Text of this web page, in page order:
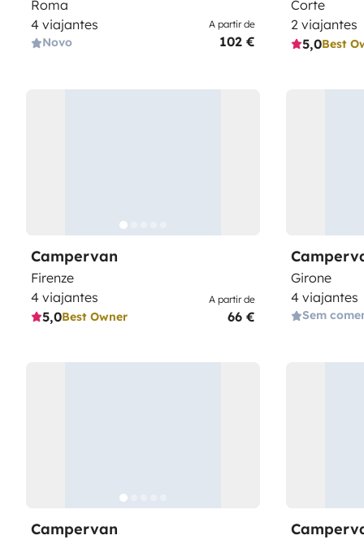
Roma
4 viajantes
Novo
A partir de
102 €
Corte
2 viajantes
5,0Best
Campervan
Firenze
4 viajantes
5,0Best Owner
A partir de
66 €
Girone
4 viajantes
Sem
Campervan